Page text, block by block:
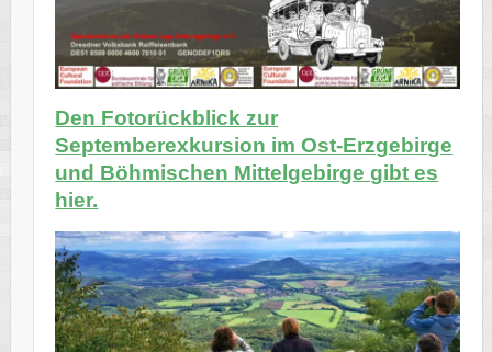
Den Fotorückblick zur
Septemberexkursion im Ost-Erzgebirge
und Böhmischen Mittelgebirge gibt es
hier.